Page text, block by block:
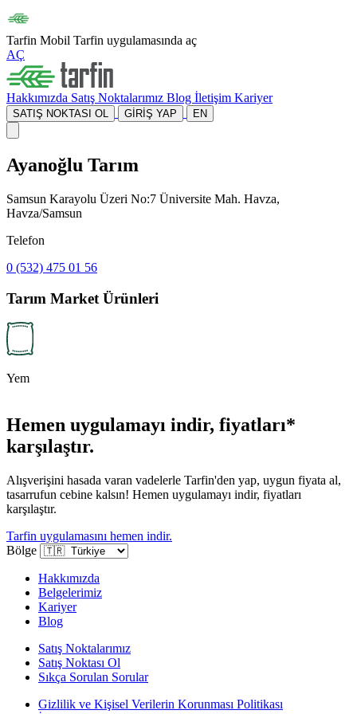
Tarfin Mobil Tarfin uygulamasında aç
AÇ
Hakkımızda Satış Noktalarımız Blog İletişim Kariyer
SATIŞ NOKTASI OL GİRİŞ YAP EN
Ayanoğlu Tarım
Samsun Karayolu Üzeri No:7 Üniversite Mah. Havza,
Havza/Samsun
Telefon
0 (532) 475 01 56
Tarım Market Ürünleri
Yem
Hemen uygulamayı indir, fiyatları*
karşılaştır.
Alışverişini hasada varan vadelerle Tarfin'den yap, uygun fiyata al,
tasarrufun cebine kalsın! Hemen uygulamayı indir, fiyatları
karşılaştır.
Tarfin uygulamasını hemen indir.
Bölge
Hakkımızda
Belgelerimiz
Kariyer
Blog
Satış Noktalarımız
Satış Noktası Ol
Sıkça Sorulan Sorular
Gizlilik ve Kişisel Verilerin Korunması Politikası